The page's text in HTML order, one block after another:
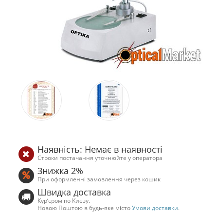
Наявність: Немає в наявності
Строки постачання уточнюйте у оператора
Знижка 2%
При оформленні замовлення через кошик
Швидка доставка
Кур‘єром по Києву.
Новою Поштою в будь-яке містоУмови доставки.